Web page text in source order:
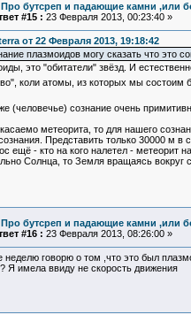
Про бутсреп и падающие камни ,или
#15 : 23 Февраля 2013, 00:23:40 »
от 22 Февраля 2013, 19:18:42
плазмоидов могу сказать что это
это "обитатели" звёзд. И
коли атомы, из которых мы
(человечье) сознание очень
метеорита, то для нашего
Представить только 30000 м в
ещё - кто на кого налетел - метеорит
Солнца, то Земля вращаясь
Про бутсреп и падающие камни ,или
#16 : 23 Февраля 2013, 08:26:00 »
неделю говорю о том ,что это был
Я имела ввиду не скорость движения